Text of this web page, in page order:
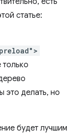
статье:
только
это делать, но
будет лучшим